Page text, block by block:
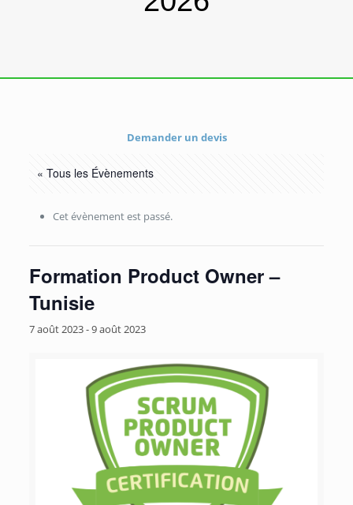
Demander un devis
« Tous les Évènements
Cet évènement est passé.
Formation Product Owner –
Tunisie
7 août 2023-9 août 2023